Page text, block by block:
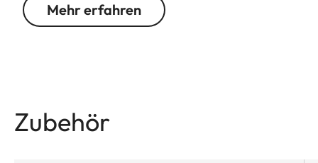
Mehr erfahren
Zubehör